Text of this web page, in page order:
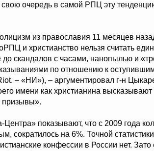
очередь в самой РПЦ эту
из православия 11 месяцев
и христианство нельзя считать
скандалов с часами, нанопылью и
по отношению к
– «НИ»), – аргументировал г-н
имени как христианина высказывают
призывы».
показывают, что с 2009 года
сократилось на 6%. Точной
конфессии в России нет. Зато